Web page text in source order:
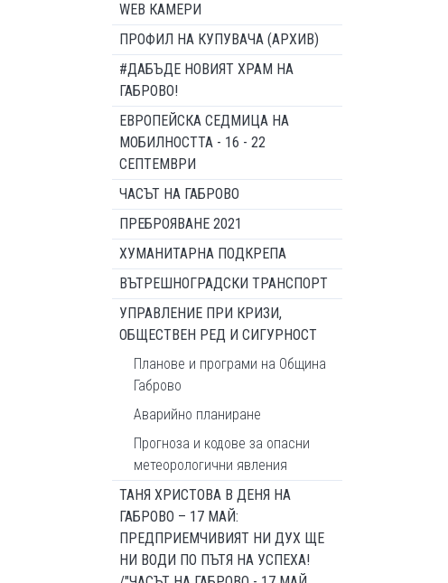
WEB КАМЕРИ
ПРОФИЛ НА КУПУВАЧА (АРХИВ)
#ДАБЪДЕ НОВИЯТ ХРАМ НА
ГАБРОВО!
ЕВРОПЕЙСКА СЕДМИЦА НА
МОБИЛНОСТТА - 16 - 22
СЕПТЕМВРИ
ЧАСЪТ НА ГАБРОВО
ПРЕБРОЯВАНЕ 2021
ХУМАНИТАРНА ПОДКРЕПА
ВЪТРЕШНОГРАДСКИ ТРАНСПОРТ
УПРАВЛЕНИЕ ПРИ КРИЗИ,
ОБЩЕСТВЕН РЕД И СИГУРНОСТ
Планове и програми на Община
Габрово
Аварийно планиране
Прогноза и кодове за опасни
метеорологични явления
ТАНЯ ХРИСТОВА В ДЕНЯ НА
ГАБРОВО – 17 МАЙ:
ПРЕДПРИЕМЧИВИЯТ НИ ДУХ ЩЕ
НИ ВОДИ ПО ПЪТЯ НА УСПЕХА!